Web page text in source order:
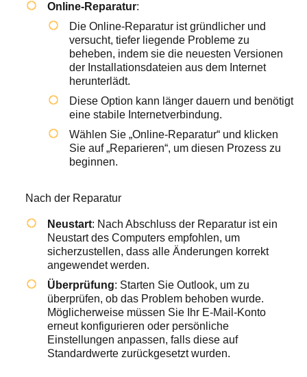
Online-Reparatur:
Die Online-Reparatur ist gründlicher und
versucht, tiefer liegende Probleme zu
beheben, indem sie die neuesten Versionen
der Installationsdateien aus dem Internet
herunterlädt.
Diese Option kann länger dauern und benötigt
eine stabile Internetverbindung.
Wählen Sie „Online-Reparatur“ und klicken
Sie auf „Reparieren“, um diesen Prozess zu
beginnen.
Nach der Reparatur
Neustart: Nach Abschluss der Reparatur ist ein
Neustart des Computers empfohlen, um
sicherzustellen, dass alle Änderungen korrekt
angewendet werden.
Überprüfung: Starten Sie Outlook, um zu
überprüfen, ob das Problem behoben wurde.
Möglicherweise müssen Sie Ihr E-Mail-Konto
erneut konfigurieren oder persönliche
Einstellungen anpassen, falls diese auf
Standardwerte zurückgesetzt wurden.